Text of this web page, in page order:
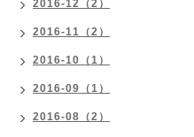
2016-12（2）
2016-11（2）
2016-10（1）
2016-09（1）
2016-08（2）